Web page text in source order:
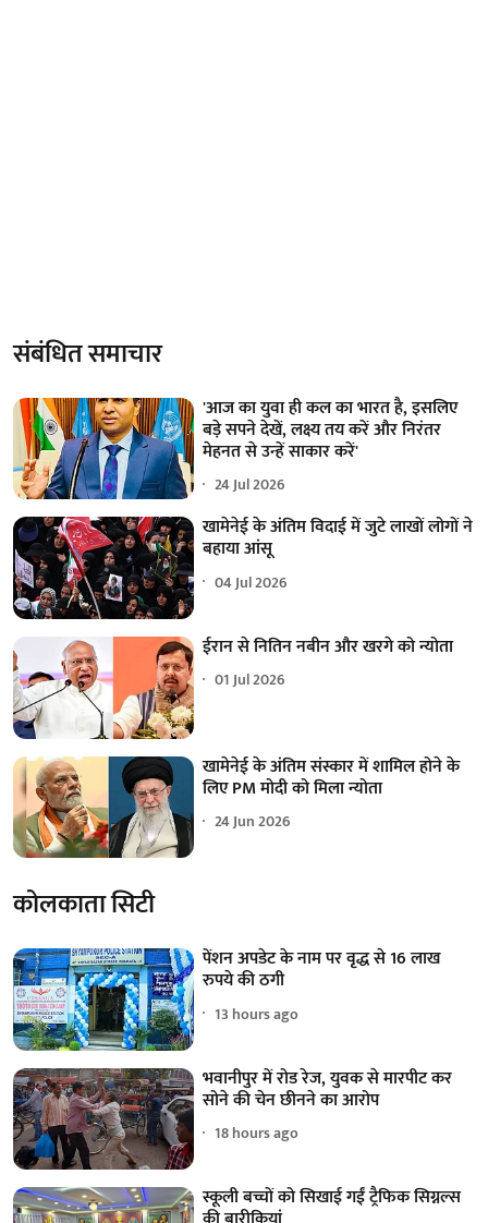
संबंधित समाचार
'आज का युवा ही कल का भारत है, इसलिए
बड़े सपने देखें, लक्ष्य तय करें और निरंतर
मेहनत से उन्हें साकार करें'
24 Jul 2026
खामेनेई के अंतिम विदाई में जुटे लाखों लोगों ने
बहाया आंसू
04 Jul 2026
ईरान से नितिन नबीन और खरगे को न्योता
01 Jul 2026
खामेनेई के अंतिम संस्कार में शामिल होने के
लिए PM मोदी को मिला न्योता
24 Jun 2026
कोलकाता सिटी
पेंशन अपडेट के नाम पर वृद्ध से 16 लाख
रुपये की ठगी
13 hours ago
भवानीपुर में रोड रेज, युवक से मारपीट कर
सोने की चेन छीनने का आरोप
18 hours ago
स्कूली बच्चों को सिखाई गईं ट्रैफिक सिग्नल्स